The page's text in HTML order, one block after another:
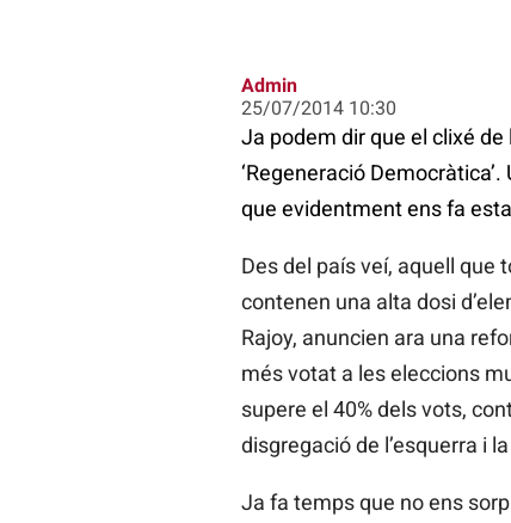
Admin
25/07/2014 10:30
Ja podem dir que el clixé de
‘Regeneració
que evidentment ens fa
Des del país veí, aquell que
contenen una alta dosi
Rajoy, anuncien ara una
més votat a les eleccions
supere el 40% dels vots,
disgregació de l’esquerra i
Ja fa temps que no ens